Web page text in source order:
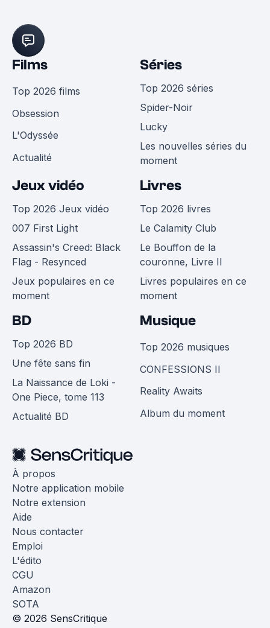
Films
Top 2026 films
Obsession
L'Odyssée
Actualité
Séries
Top 2026 séries
Spider-Noir
Lucky
Les nouvelles séries du
moment
Jeux vidéo
Top 2026 Jeux vidéo
007 First Light
Assassin's Creed: Black
Flag - Resynced
Jeux populaires en ce
moment
Livres
Top 2026 livres
Le Calamity Club
Le Bouffon de la
couronne, Livre II
Livres populaires en ce
moment
BD
Top 2026 BD
Une fête sans fin
La Naissance de Loki -
One Piece, tome 113
Actualité BD
Musique
Top 2026 musiques
CONFESSIONS II
Reality Awaits
Album du moment
À propos
Notre application mobile
Notre extension
Aide
Nous contacter
Emploi
L'édito
CGU
Amazon
SOTA
© 2026 SensCritique